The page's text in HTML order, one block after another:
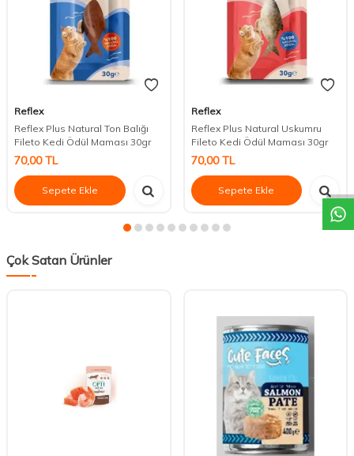
Reflex
Reflex Plus Natural Ton Balığı
Fileto Kedi Ödül Maması 30gr
70,00TL
Sepete Ekle
Reflex
Reflex Plus Natural Uskumru
Fileto Kedi Ödül Maması 30gr
70,00TL
Sepete Ekle
Çok Satan Ürünler